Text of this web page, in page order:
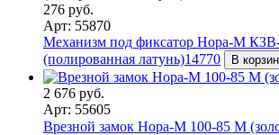
276 руб.
Арт: 55870
Механизм под фиксатор Нора-М
(полированная латунь)14770
В
2 676 руб.
Арт: 55605
Врезной замок Нора-М 100-85 М